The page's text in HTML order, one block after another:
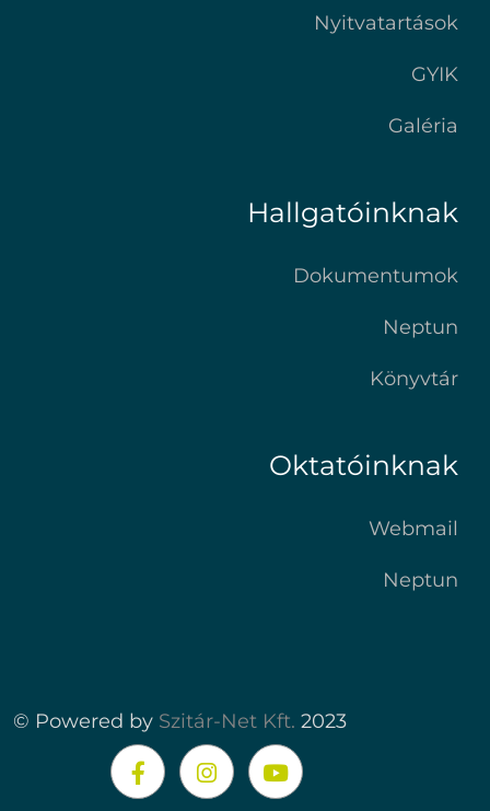
Nyitvatartások
GYIK
Galéria
Hallgatóinknak
Dokumentumok
Neptun
Könyvtár
Oktatóinknak
Webmail
Neptun
© Powered by Szitár-Net Kft. 2023